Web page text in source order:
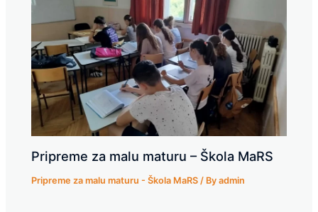
Pripreme za malu maturu – Škola MaRS
Pripreme za malu maturu - Škola MaRS / Byadmin